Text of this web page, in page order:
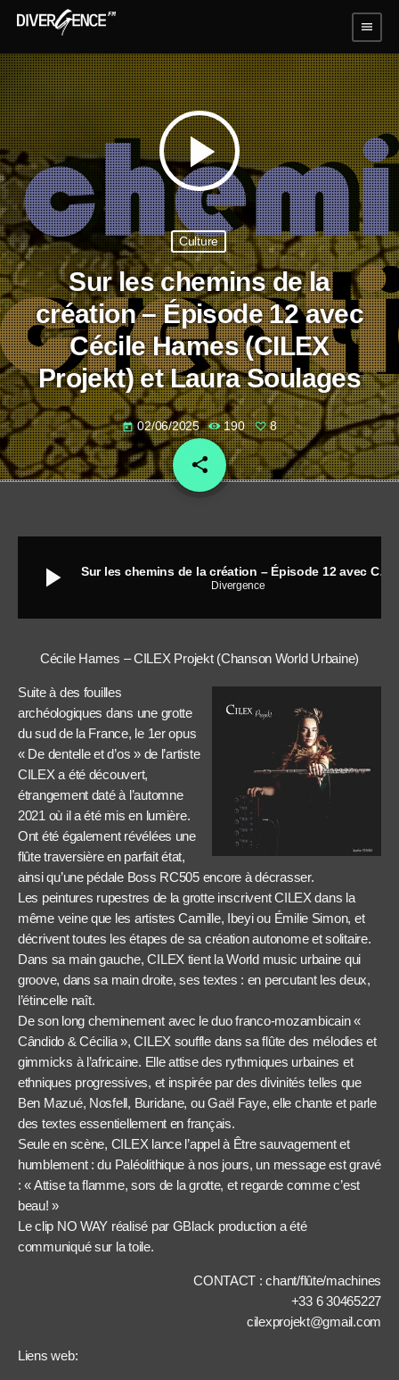
menu
play_arrow
Culture
Sur les chemins de la
création – Épisode 12 avec
Cécile Hames (CILEX
Projekt) et Laura Soulages
today 02/06/2025 190 8
share
email
play_arrow Sur les chemins de la création – Épisode 12 avec Cécile Hames (CILEX Projekt) et Laura Soulages
Divergence
Cécile Hames – CILEX Projekt (Chanson World Urbaine)
Suite à des fouilles
archéologiques dans une grotte
du sud de la France, le 1er opus
« De dentelle et d’os » de l’artiste
CILEX a été découvert,
étrangement daté à l’automne
2021 où il a été mis en lumière.
Ont été également révélées une
flûte traversière en parfait état,
ainsi qu’une pédale Boss RC505 encore à décrasser.
Les peintures rupestres de la grotte inscrivent CILEX dans la
même veine que les artistes Camille, Ibeyi ou Émilie Simon, et
décrivent toutes les étapes de sa création autonome et solitaire.
Dans sa main gauche, CILEX tient la World music urbaine qui
groove, dans sa main droite, ses textes : en percutant les deux,
l’étincelle naît.
De son long cheminement avec le duo franco-mozambicain «
Cândido & Cécilia », CILEX souffle dans sa flûte des mélodies et
gimmicks à l’africaine. Elle attise des rythmiques urbaines et
ethniques progressives, et inspirée par des divinités telles que
Ben Mazué, Nosfell, Buridane, ou Gaël Faye, elle chante et parle
des textes essentiellement en français.
Seule en scène, CILEX lance l’appel à Être sauvagement et
humblement : du Paléolithique à nos jours, un message est gravé
: « Attise ta flamme, sors de la grotte, et regarde comme c’est
beau! »
Le clip NO WAY réalisé par GBlack production a été
communiqué sur la toile.
CONTACT : chant/flûte/machines
+33 6 30465227
cilexprojekt@gmail.com
Liens web: